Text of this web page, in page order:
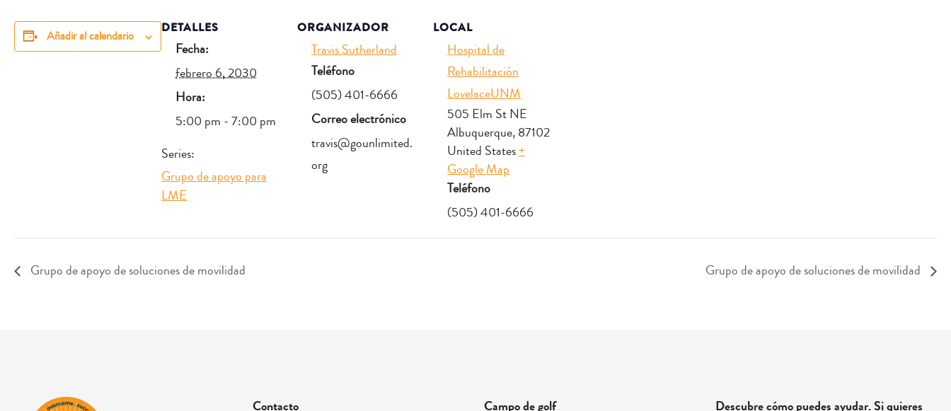
this
event?
Añadir al calendario
DETALLES
Fecha:
febrero 6, 2030
Hora:
5:00 pm - 7:00 pm
Series:
Grupo de apoyo para
LME
ORGANIZADOR
Travis Sutherland
Teléfono
(505) 401-6666
Correo electrónico
travis@gounlimited.
org
LOCAL
Hospital de
Rehabilitación
LovelaceUNM
505 Elm St NE
Albuquerque,87102
United States+
Google Map
Teléfono
(505) 401-6666
Grupo de apoyo de soluciones de movilidad Grupo de apoyo de soluciones de movilidad
Contacto Campo de golf Descubre cómo puedes ayudar. Si quieres